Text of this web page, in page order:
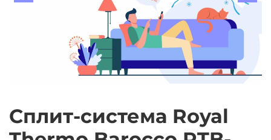
Сплит-система Royal